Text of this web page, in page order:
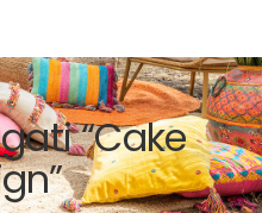
“cake